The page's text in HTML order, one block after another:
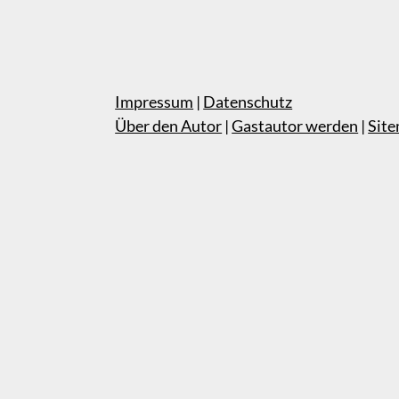
Impressum | Datenschutz
Über den Autor |Gastautor werden |